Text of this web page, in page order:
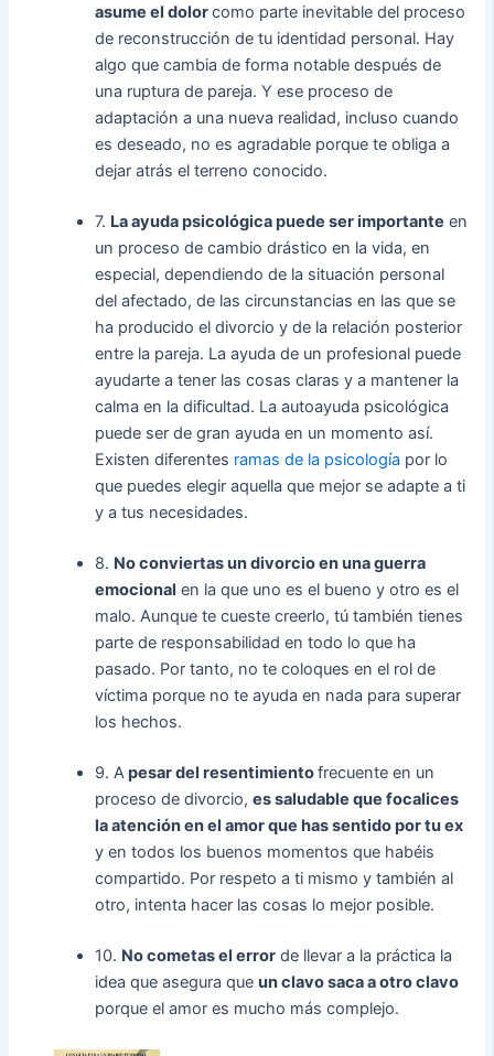
asume el dolorcomo parte inevitable del proceso
de reconstrucción de tu identidad personal. Hay
algo que cambia de forma notable después de
una ruptura de pareja. Y ese proceso de
adaptación a una nueva realidad, incluso cuando
es deseado, no es agradable porque te obliga a
dejar atrás el terreno conocido.
7. La ayuda psicológica puede ser importante en
un proceso de cambio drástico en la vida, en
especial, dependiendo de la situación personal
del afectado, de las circunstancias en las que se
ha producido el divorcio y de la relación posterior
entre la pareja. La ayuda de un profesional puede
ayudarte a tener las cosas claras y a mantener la
calma en la dificultad. La autoayuda psicológica
puede ser de gran ayuda en un momento así.
Existen diferentes ramas de la psicología por lo
que puedes elegir aquella que mejor se adapte a ti
y a tus necesidades.
8. No conviertas un divorcio en una guerra
emocional en la que uno es el bueno y otro es el
malo. Aunque te cueste creerlo, tú también tienes
parte de responsabilidad en todo lo que ha
pasado. Por tanto, no te coloques en el rol de
víctima porque no te ayuda en nada para superar
los hechos.
9. Apesar del resentimientofrecuente en un
proceso de divorcio,es saludable que focalices
la atención en el amor que has sentido por tu ex
y en todos los buenos momentos que habéis
compartido. Por respeto a ti mismo y también al
otro, intenta hacer las cosas lo mejor posible.
10. No cometas el error de llevar a la práctica la
idea que asegura queun clavo saca a otro clavo
porque el amor es mucho más complejo.